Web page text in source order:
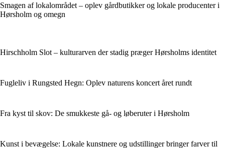
Smagen af lokalområdet – oplev gårdbutikker og lokale producenter i
Hørsholm og omegn
Hirschholm Slot – kulturarven der stadig præger Hørsholms identitet
Fugleliv i Rungsted Hegn: Oplev naturens koncert året rundt
Fra kyst til skov: De smukkeste gå- og løberuter i Hørsholm
Kunst i bevægelse: Lokale kunstnere og udstillinger bringer farver til